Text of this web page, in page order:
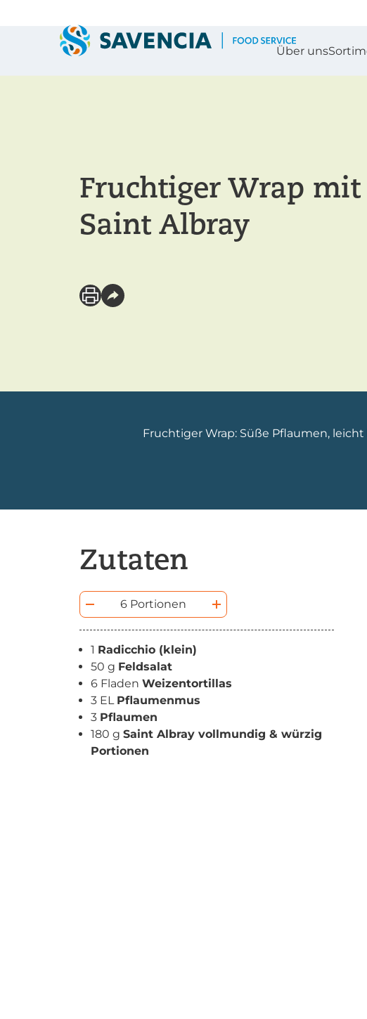
Über uns
Fruchtiger Wrap
Saint Albray
Fruchtiger Wrap: Süße Pflaumen,
Zutaten
6 Portionen
1 Radicchio (klein)
50 g Feldsalat
6 Fladen Weizentortillas
3 EL Pflaumenmus
3 Pflaumen
180 g Saint Albray vollmundig & würzig
Portionen